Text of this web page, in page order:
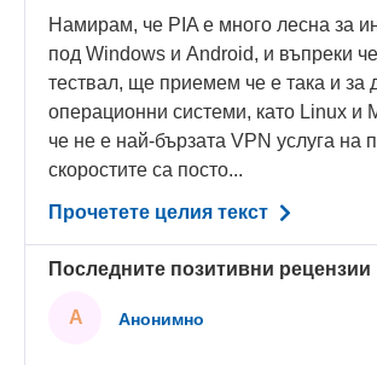
Намирам, че PIA е много лесна за
под Windows и Android, и въпреки
тествал, ще приемем че е така и за
операционни системи, като Linux и
че не е най-бързата VPN услуга на
скоростите са посто...
Прочетете целия текст
Последните позитивни рецензии
А Анонимно